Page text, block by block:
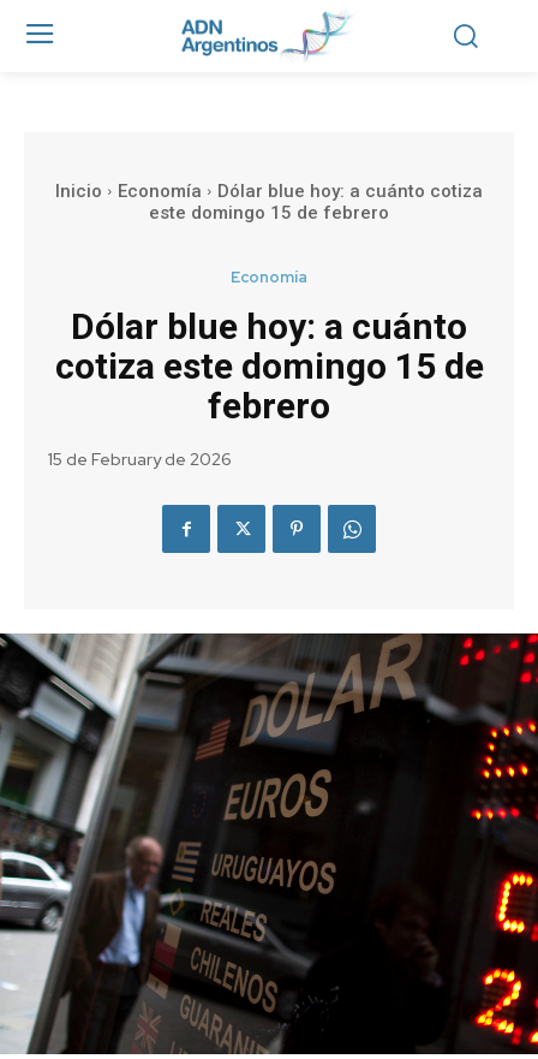
Inicio Economía
Dólar blue hoy: a cuánto cotiza
este domingo 15 de febrero
Economía
Dólar blue hoy: a cuánto
cotiza este domingo 15 de
febrero
15 de February de 2026